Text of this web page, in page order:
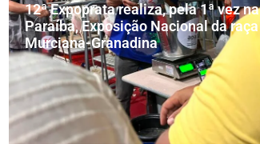
12ª Expoprata realiza, pela 1ª vez na
Paraíba, Exposição Nacional da raça
Murciana-Granadina